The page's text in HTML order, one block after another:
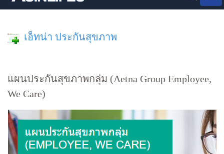
เอ็ทน่า ประกันสุขภาพ
แผนประกันสุขภาพกลุ่ม (Aetna Group Employee,
We Care)